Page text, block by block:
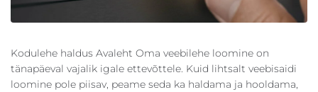
Kodulehe haldus Avaleht Oma veebilehe loomine on
tänapäeval vajalik igale ettevõttele. Kuid lihtsalt veebisaidi
loomine pole piisav, peame seda ka haldama ja hooldama,